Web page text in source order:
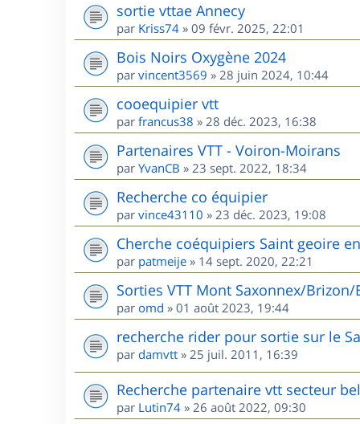
sortie vttae Annecy
par Kriss74 » 09 févr. 2025, 22:01
Bois Noirs Oxygène 2024
par vincent3569 » 28 juin 2024, 10:44
cooequipier vtt
par francus38 » 28 déc. 2023, 16:38
Partenaires VTT - Voiron-Moirans
par YvanCB » 23 sept. 2022, 18:34
Recherche co équipier
par vince43110 » 23 déc. 2023, 19:08
Cherche coéquipiers Saint geoire
par patmeije » 14 sept. 2020, 22:21
Sorties VTT Mont Saxonnex/
par omd » 01 août 2023, 19:44
recherche rider pour sortie sur le
par damvtt » 25 juil. 2011, 16:39
Recherche partenaire vtt secteur
par Lutin74 » 26 août 2022, 09:30